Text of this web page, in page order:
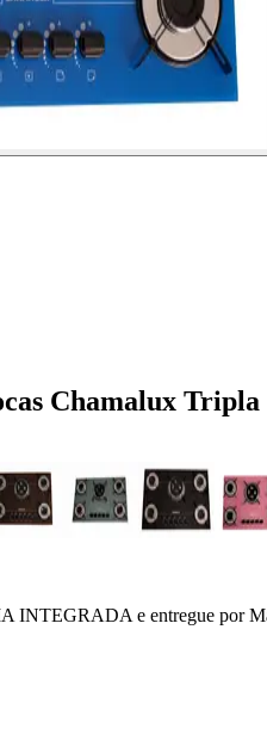
Chamalux
INTEGRADAe entregue por